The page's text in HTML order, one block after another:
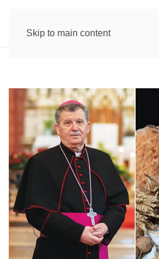
Skip to main content